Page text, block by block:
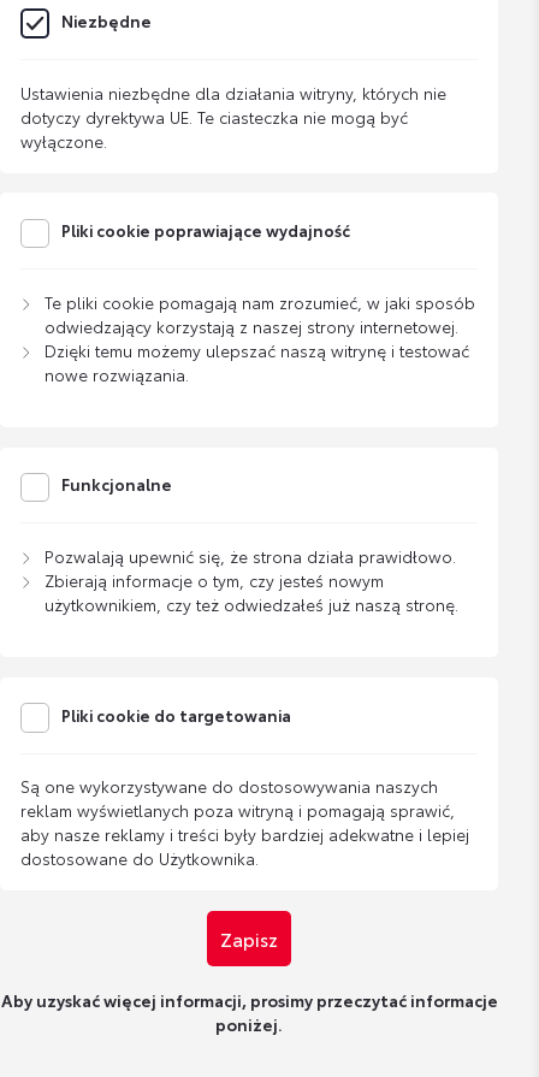
Niezbędne
Ustawienia niezbędne dla działania witryny, których nie
dotyczy dyrektywa UE. Te ciasteczka nie mogą być
wyłączone.
Pliki cookie poprawiające wydajność
Te pliki cookie pomagają nam zrozumieć, w jaki sposób
odwiedzający korzystają z naszej strony internetowej.
Dzięki temu możemy ulepszać naszą witrynę i testować
nowe rozwiązania.
Funkcjonalne
Pozwalają upewnić się, że strona działa prawidłowo.
Zbierają informacje o tym, czy jesteś nowym
użytkownikiem, czy też odwiedzałeś już naszą stronę.
Pliki cookie do targetowania
Są one wykorzystywane do dostosowywania naszych
reklam wyświetlanych poza witryną i pomagają sprawić,
aby nasze reklamy i treści były bardziej adekwatne i lepiej
dostosowane do Użytkownika.
Zapisz
Aby uzyskać więcej informacji, prosimy przeczytać informacje
poniżej.